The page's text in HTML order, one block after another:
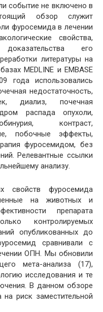
событие не включено в
обзор служит
фуросемида в лечении
свойства,
его
литературы на
MEDLINE и EMBASE
года использовались
недостаточность,
диализ, почечная
распада опухоли,
контраст,
побочные эффекты,
фуросемидом, без
Релевантные ссылки
анализу.
свойств фуросемида
на животных и
препарата
контролируемых
опубликованных до
сравнивали с
ОПН. Мы обновили
мета-анализа (17),
исследования и те
В данном обзоре
риск заместительной